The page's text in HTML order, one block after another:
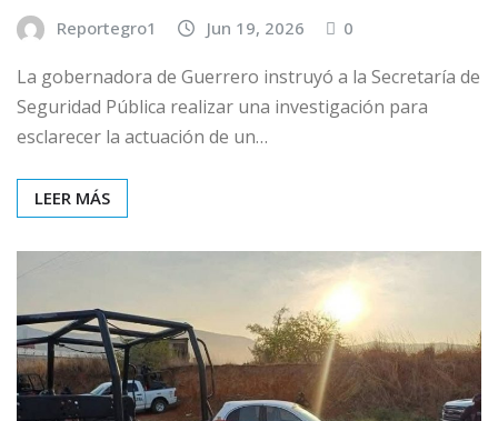
Reportegro1 Jun 19, 2026 0
La gobernadora de Guerrero instruyó a la Secretaría de
Seguridad Pública realizar una investigación para
esclarecer la actuación de un…
LEER MÁS